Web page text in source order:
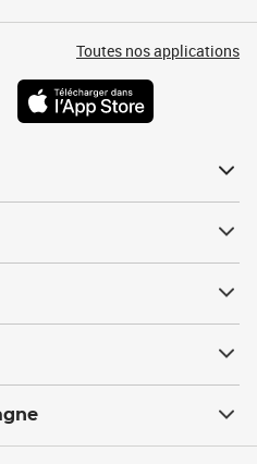
Toutes nos applications